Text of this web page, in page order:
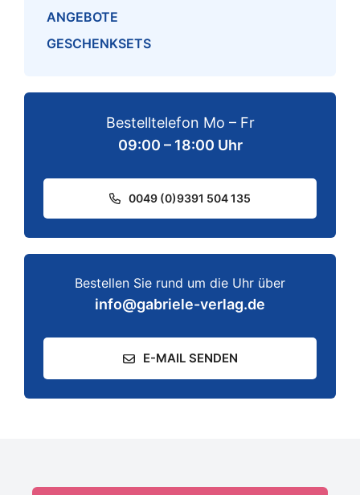
ANGEBOTE
GESCHENKSETS
Bestelltelefon Mo – Fr
09:00 – 18:00 Uhr
0049 (0)9391 504 135
Bestellen Sie rund um die Uhr über
info@gabriele-verlag.de
E-MAIL SENDEN